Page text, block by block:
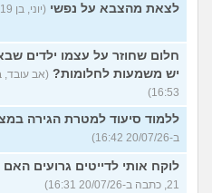
לצאת מהצבא על נפשי (יוני, בן 19, כתב ב-20/07/26 17:02)
חלום שחוזר על עצמו ילדים
יש משמעות לחלומות?
16:53)
ללמוד סיעוד למטרת הגירה
ב-20/07/26 16:42)
לוקח אותי לדייטים גרועים
21, כתבה ב-20/07/26 16:31)